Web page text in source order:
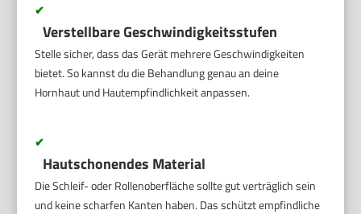
✔
Verstellbare Geschwindigkeitsstufen
Stelle sicher, dass das Gerät mehrere Geschwindigkeiten
bietet. So kannst du die Behandlung genau an deine
Hornhaut und Hautempfindlichkeit anpassen.
✔
Hautschonendes Material
Die Schleif- oder Rollenoberfläche sollte gut verträglich sein
und keine scharfen Kanten haben. Das schützt empfindliche